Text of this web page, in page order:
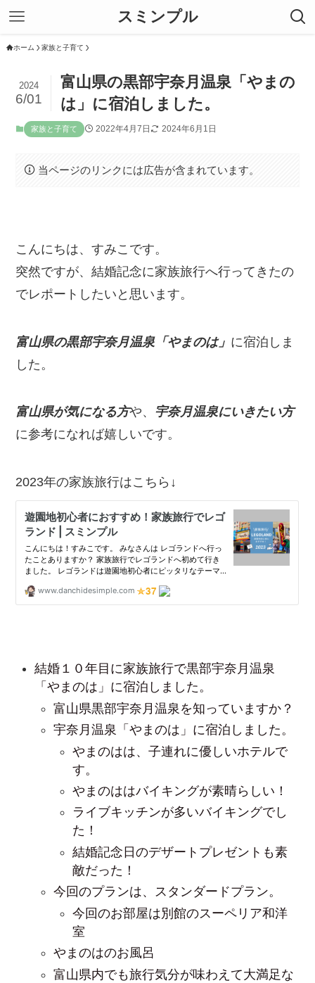
スミンプル
ホーム 家族と子育て
富山県の黒部宇奈月温泉「やまの
は」に宿泊しました。
2024
6/01
家族と子育て 2022年4月7日 2024年6月1日
当ページのリンクには広告が含まれています。
こんにちは、すみこです。
突然ですが、結婚記念に家族旅行へ行ってきたの
でレポートしたいと思います。
富山県の黒部宇奈月温泉「やまのは」 に宿泊しま
した。
富山県が気になる方や、 宇奈月温泉にいきたい方
に参考になれば嬉しいです。
2023年の家族旅行はこちら↓
結婚１０年目に家族旅行で黒部宇奈月温泉
「やまのは」に宿泊しました。
富山県黒部宇奈月温泉を知っていますか？
宇奈月温泉「やまのは」に宿泊しました。
やまのはは、子連れに優しいホテルで
す。
やまのははバイキングが素晴らしい！
ライブキッチンが多いバイキングでし
た！
結婚記念日のデザートプレゼントも素
敵だった！
今回のプランは、スタンダードプラン。
今回のお部屋は別館のスーペリア和洋
室
やまのはのお風呂
富山県内でも旅行気分が味わえて大満足な